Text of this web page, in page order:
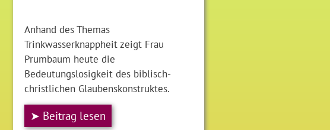
Anhand des Themas
Trinkwasserknappheit zeigt Frau
Prumbaum heute die
Bedeutungslosigkeit des biblisch-
christlichen Glaubenskonstruktes.
➤ Beitrag lesen